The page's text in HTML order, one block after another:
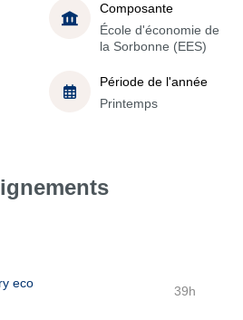
Composante
École d'économie de
la Sorbonne (EES)
Période de l'année
Printemps
eco
39h